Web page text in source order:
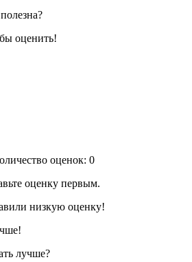
оценить!
оценок: 0
оценку первым.
низкую оценку!
лучше?